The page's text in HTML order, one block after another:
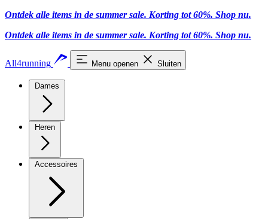
Ontdek alle items in de summer sale. Korting tot 60%. Shop nu.
Ontdek alle items in de summer sale. Korting tot 60%. Shop nu.
All4running Menu openen Sluiten
Dames
Heren
Accessoires